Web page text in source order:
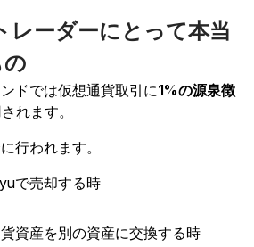
レーダーにとって本当
ドでは仮想通貨取引に1%の源泉徴
れます。
行われます。
で売却する時
資産を別の資産に交換する時